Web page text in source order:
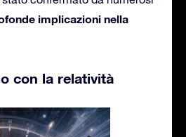
implicazioni nella
con la relatività